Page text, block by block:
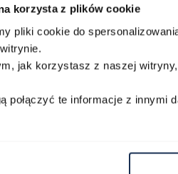
korzysta z plików cookie
pliki cookie do
jak korzystasz z naszej
połączyć te informacje z
za pomocą klawisza tabulacji.